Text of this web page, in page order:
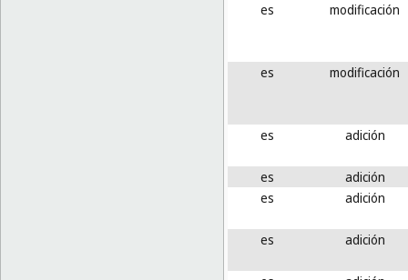
es
modificación
es modificación
es adición
es
adición
es
adición
es adición